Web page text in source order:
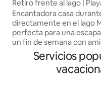
Retiro frente al lago |
bote de remos
Encantadora casa
directamente en el lago
perfecta para una
un fin de semana con
parrilla. Totalmente
climatizado, ofrece
las estaciones. El lago
Servicios